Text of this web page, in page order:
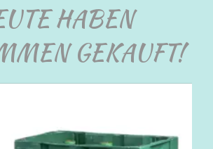
HABEN
GEKAUFT!